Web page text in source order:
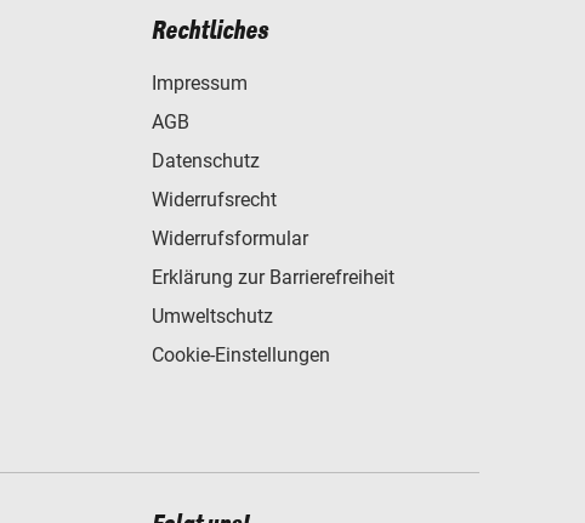
Rechtliches
Impressum
AGB
Datenschutz
Widerrufsrecht
Widerrufsformular
Erklärung zur Barrierefreiheit
Umweltschutz
Cookie-Einstellungen